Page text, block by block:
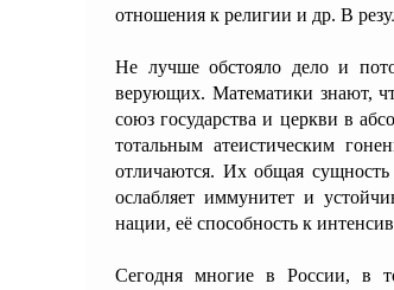
отношения к религии и др. В
Не лучше обстояло дело и
верующих. Математики знают,
союз государства и церкви в
тотальным атеистическим
отличаются. Их общая
ослабляет иммунитет и
нации, её способность к
Сегодня многие в России, в